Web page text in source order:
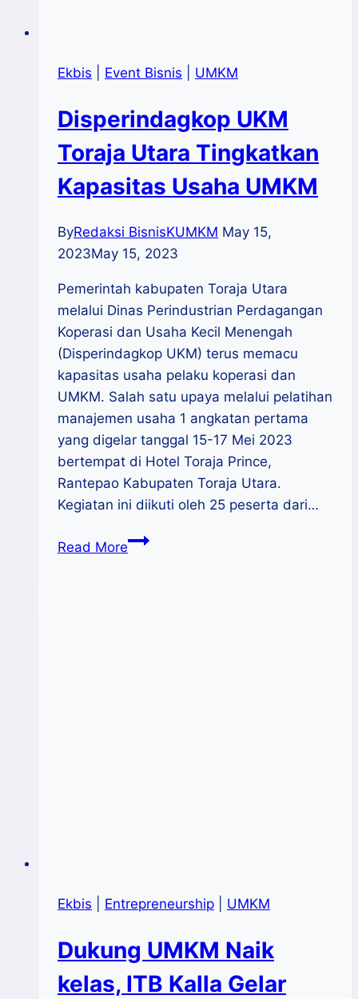
Ekbis Event Bisnis UMKM
Disperindagkop UKM
Toraja Utara Tingkatkan
Kapasitas Usaha UMKM
ByRedaksi BisnisKUMKM May 15,
2023May 15, 2023
Pemerintah kabupaten Toraja Utara
melalui Dinas Perindustrian Perdagangan
Koperasi dan Usaha Kecil Menengah
(Disperindagkop UKM) terus memacu
kapasitas usaha pelaku koperasi dan
UMKM. Salah satu upaya melalui pelatihan
manajemen usaha 1 angkatan pertama
yang digelar tanggal 15-17 Mei 2023
bertempat di Hotel Toraja Prince,
Rantepao Kabupaten Toraja Utara.
Kegiatan ini diikuti oleh 25 peserta dari…
Read MoreDisperindagkop
Ekbis Entrepreneurship UMKM
Dukung UMKM Naik
kelas, ITB Kalla Gelar